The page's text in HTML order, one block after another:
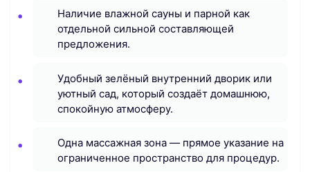
Наличие влажной сауны и парной как
отдельной сильной составляющей
предложения.
Удобный зелёный внутренний дворик или
уютный сад, который создаёт домашнюю,
спокойную атмосферу.
Одна массажная зона — прямое указание на
ограниченное пространство для процедур.